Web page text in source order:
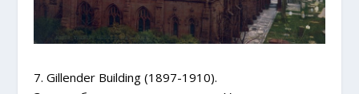
7. Gillender Building (1897-1910).